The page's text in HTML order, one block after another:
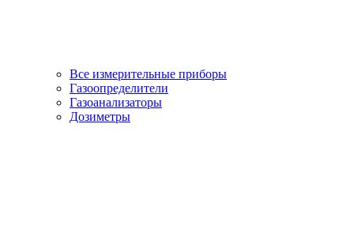
Все измерительные приборы
Газоопределители
Газоанализаторы
Дозиметры